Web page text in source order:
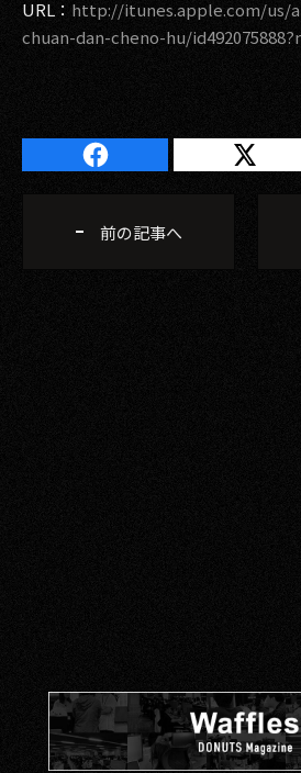
2013
2010
URL： http://itunes.apple.com/us/
chuan-dan-cheno-hu/
前の記事へ